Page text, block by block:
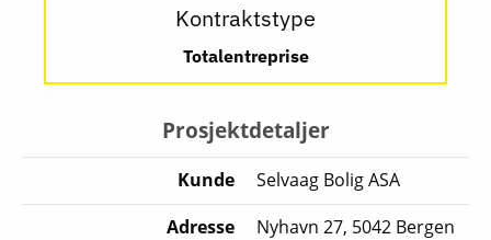
Kontraktstype
Totalentreprise
Prosjektdetaljer
Kunde
Selvaag Bolig ASA
Adresse
Nyhavn 27, 5042 Bergen